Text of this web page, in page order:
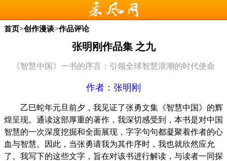
首页>创作漫谈>作品评论
张明刚作品集 之九
《智慧中国》一书的序言：引领全球智慧浪潮的时代使命
作者：张明刚
乙巳蛇年元旦前夕，我见证了张勇文集《智慧中国》的辉
煌呈现。通读这部厚重的著作，我深切感受到，本书是对中国
智慧的一次深度挖掘和全面展现，字字句句都凝聚着作者的心
血与智慧。因此，当张勇请我为其作序时，我也就欣然应允
了。我写下的这些文字，旨在对该书进行解读，与读者一同探